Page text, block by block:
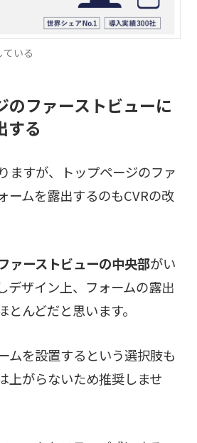
いる
ファーストビューに
する
ますが、トップページのファ
ームを露出するのもCVRの改
ァーストビューの中央部がい
デザイン上、フォームの露出
んどだと思います。
ムを設置するという選択肢も
上がらないため推奨しませ